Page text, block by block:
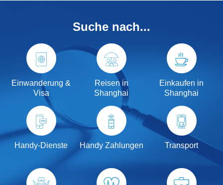
Suche nach...
Einwanderung &
Visa
Reisen in
Shanghai
Einkaufen in
Shanghai
Handy-Dienste Handy Zahlungen Transport